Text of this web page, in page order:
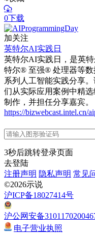
0下载
加关注
英特尔AI实践日
英特尔AI实践日，是英
特尔® 至强® 处理器等
系列人工智能实践分享
们从实际应用案例中精
制作，并担任分享嘉宾。
https://bizwebcast.intel.cn/
3秒后跳转登录页面
去登陆
注册声明 隐私声明 常见
©2026示说
沪ICP备18027414号
沪公网安备
电子营业执照